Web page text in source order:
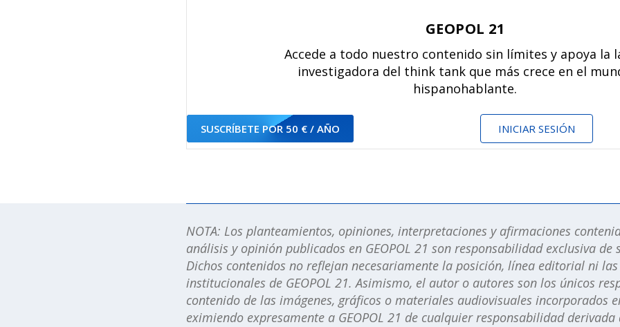
GEOPOL 21
Accede a todo nuestro contenido sin límites y apoya la
investigadora del think tank que más crece en el
hispanohablante.
SUSCRÍBETE POR 50 € / AÑO INICIAR SESIÓN
NOTA: Los planteamientos, opiniones, interpretaciones y afirmaciones
análisis y opinión publicados en GEOPOL 21 son responsabilidad exclusiva de
Dichos contenidos no reflejan necesariamente la posición, línea editorial ni
institucionales de GEOPOL 21. Asimismo, el autor o autores son los únicos
contenido de las imágenes, gráficos o materiales audiovisuales incorporados
eximiendo expresamente a GEOPOL 21 de cualquier responsabilidad